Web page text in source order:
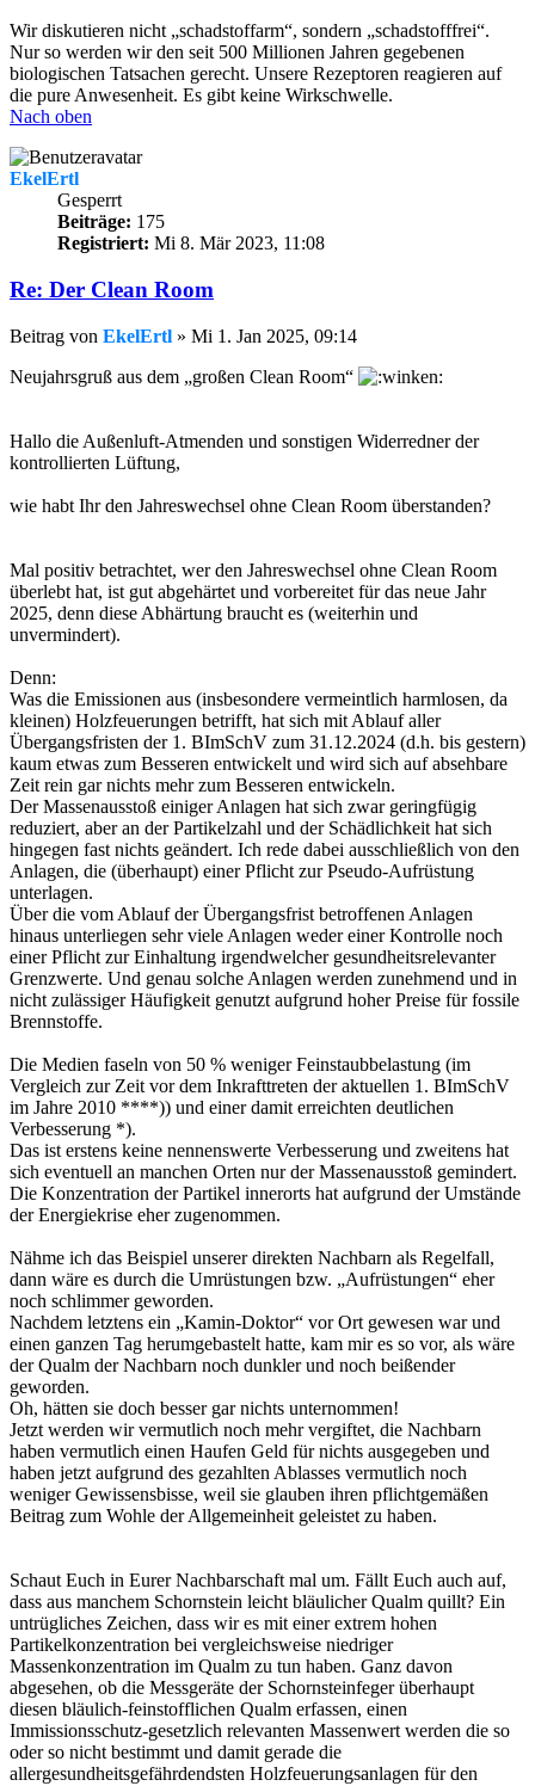
Wir diskutieren nicht „schadstoffarm“, sondern „schadstofffrei“.
Nur so werden wir den seit 500 Millionen Jahren gegebenen
biologischen Tatsachen gerecht. Unsere Rezeptoren reagieren auf
die pure Anwesenheit. Es gibt keine Wirkschwelle.
Nach oben
EkelErtl
Gesperrt
Beiträge: 175
Registriert: Mi 8. Mär 2023, 11:08
Re: Der Clean Room
Beitrag von EkelErtl » Mi 1. Jan 2025, 09:14
Neujahrsgruß aus dem „großen Clean Room“
Hallo die Außenluft-Atmenden und sonstigen Widerredner der
kontrollierten Lüftung,
wie habt Ihr den Jahreswechsel ohne Clean Room überstanden?
Mal positiv betrachtet, wer den Jahreswechsel ohne Clean Room
überlebt hat, ist gut abgehärtet und vorbereitet für das neue Jahr
2025, denn diese Abhärtung braucht es (weiterhin und
unvermindert).
Denn:
Was die Emissionen aus (insbesondere vermeintlich harmlosen, da
kleinen) Holzfeuerungen betrifft, hat sich mit Ablauf aller
Übergangsfristen der 1. BImSchV zum 31.12.2024 (d.h. bis gestern)
kaum etwas zum Besseren entwickelt und wird sich auf absehbare
Zeit rein gar nichts mehr zum Besseren entwickeln.
Der Massenausstoß einiger Anlagen hat sich zwar geringfügig
reduziert, aber an der Partikelzahl und der Schädlichkeit hat sich
hingegen fast nichts geändert. Ich rede dabei ausschließlich von den
Anlagen, die (überhaupt) einer Pflicht zur Pseudo-Aufrüstung
unterlagen.
Über die vom Ablauf der Übergangsfrist betroffenen Anlagen
hinaus unterliegen sehr viele Anlagen weder einer Kontrolle noch
einer Pflicht zur Einhaltung irgendwelcher gesundheitsrelevanter
Grenzwerte. Und genau solche Anlagen werden zunehmend und in
nicht zulässiger Häufigkeit genutzt aufgrund hoher Preise für fossile
Brennstoffe.
Die Medien faseln von 50 % weniger Feinstaubbelastung (im
Vergleich zur Zeit vor dem Inkrafttreten der aktuellen 1. BImSchV
im Jahre 2010 ****)) und einer damit erreichten deutlichen
Verbesserung *).
Das ist erstens keine nennenswerte Verbesserung und zweitens hat
sich eventuell an manchen Orten nur der Massenausstoß gemindert.
Die Konzentration der Partikel innerorts hat aufgrund der Umstände
der Energiekrise eher zugenommen.
Nähme ich das Beispiel unserer direkten Nachbarn als Regelfall,
dann wäre es durch die Umrüstungen bzw. „Aufrüstungen“ eher
noch schlimmer geworden.
Nachdem letztens ein „Kamin-Doktor“ vor Ort gewesen war und
einen ganzen Tag herumgebastelt hatte, kam mir es so vor, als wäre
der Qualm der Nachbarn noch dunkler und noch beißender
geworden.
Oh, hätten sie doch besser gar nichts unternommen!
Jetzt werden wir vermutlich noch mehr vergiftet, die Nachbarn
haben vermutlich einen Haufen Geld für nichts ausgegeben und
haben jetzt aufgrund des gezahlten Ablasses vermutlich noch
weniger Gewissensbisse, weil sie glauben ihren pflichtgemäßen
Beitrag zum Wohle der Allgemeinheit geleistet zu haben.
Schaut Euch in Eurer Nachbarschaft mal um. Fällt Euch auch auf,
dass aus manchem Schornstein leicht bläulicher Qualm quillt? Ein
untrügliches Zeichen, dass wir es mit einer extrem hohen
Partikelkonzentration bei vergleichsweise niedriger
Massenkonzentration im Qualm zu tun haben. Ganz davon
abgesehen, ob die Messgeräte der Schornsteinfeger überhaupt
diesen bläulich-feinstofflichen Qualm erfassen, einen
Immissionsschutz-gesetzlich relevanten Massenwert werden die so
oder so nicht bestimmt und damit gerade die
allergesundheitsgefährdendsten Holzfeuerungsanlagen für den